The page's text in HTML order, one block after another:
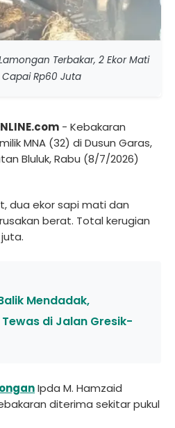
Terbakar, 2 Ekor Mati
Rp60 Juta
- Kebakaran
MNA (32) di Dusun Garas,
Bluluk, Rabu (8/7/2026)
dua ekor sapi mati dan
berat. Total kerugian
Mendadak,
di Jalan Gresik-
Ipda M. Hamzaid
diterima sekitar pukul